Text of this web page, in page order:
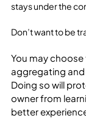
stays under the
Don’t want to be
You may
aggregating and
Doing so will
owner from
better